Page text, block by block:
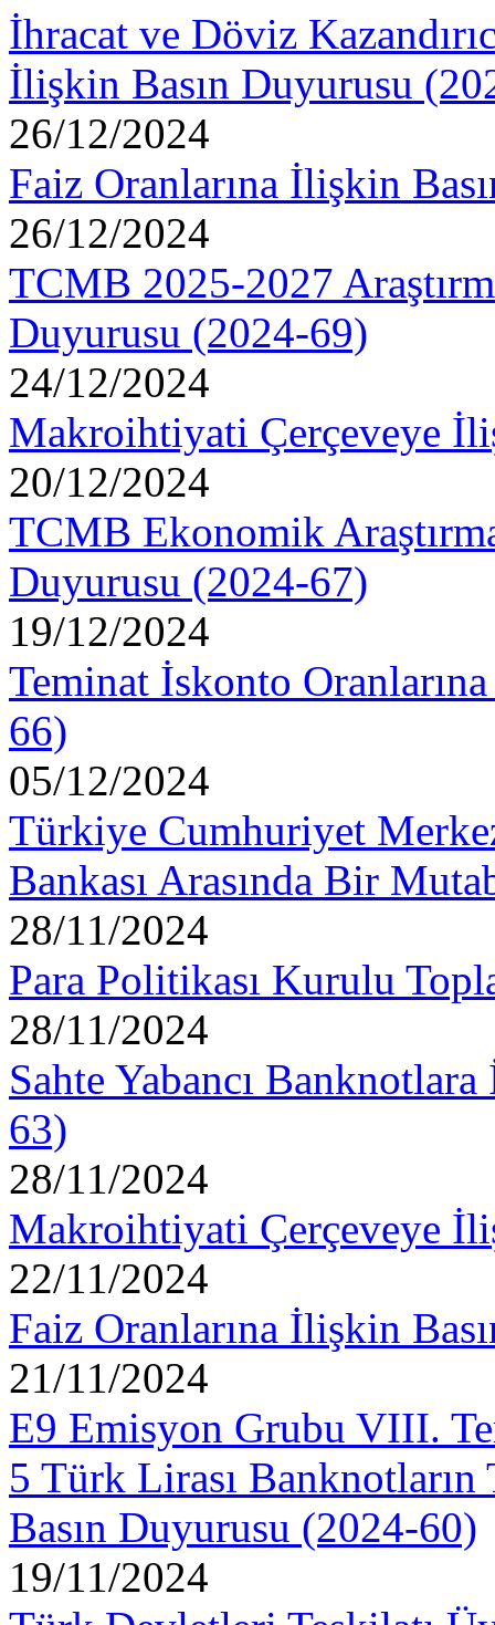
İhracat ve Döviz
İlişkin Basın Duyurusu
26/12/2024
Faiz Oranlarına İlişkin
26/12/2024
TCMB 2025-2027
Duyurusu (2024-69)
24/12/2024
Makroihtiyati Çerçeveye
20/12/2024
TCMB Ekonomik
Duyurusu (2024-67)
19/12/2024
Teminat İskonto
66)
05/12/2024
Türkiye Cumhuriyet
Bankası Arasında Bir
28/11/2024
Para Politikası Kurulu
28/11/2024
Sahte Yabancı
63)
28/11/2024
Makroihtiyati Çerçeveye
22/11/2024
Faiz Oranlarına İlişkin
21/11/2024
E9 Emisyon Grubu VIII.
5 Türk Lirası Banknotların
Basın Duyurusu (2024-60)
19/11/2024